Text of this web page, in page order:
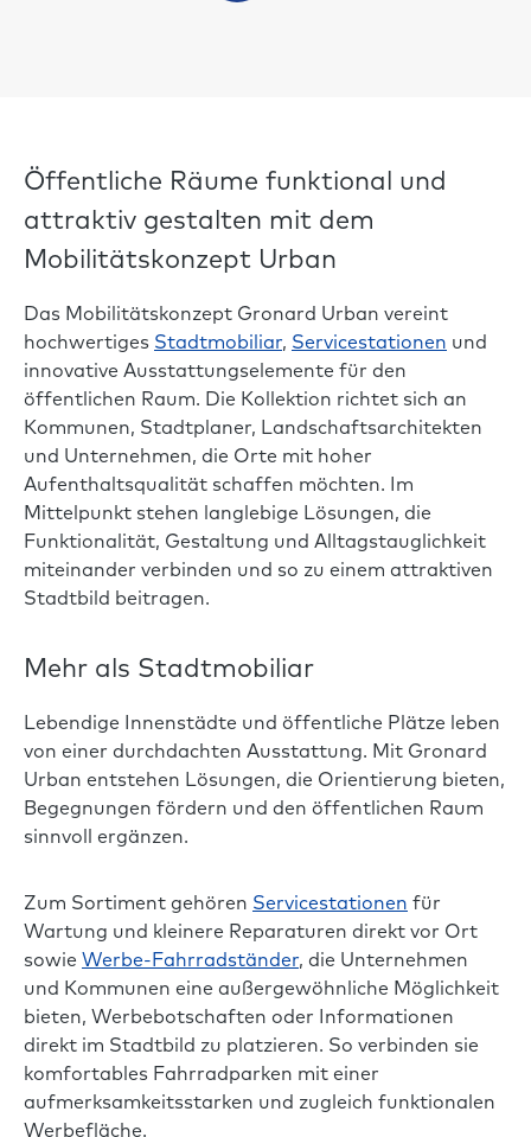
Öffentliche Räume funktional und
attraktiv gestalten mit dem
Mobilitätskonzept Urban
Das Mobilitätskonzept Gronard Urban vereint
hochwertiges Stadtmobiliar, Servicestationen und
innovative Ausstattungselemente für den
öffentlichen Raum. Die Kollektion richtet sich an
Kommunen, Stadtplaner, Landschaftsarchitekten
und Unternehmen, die Orte mit hoher
Aufenthaltsqualität schaffen möchten. Im
Mittelpunkt stehen langlebige Lösungen, die
Funktionalität, Gestaltung und Alltagstauglichkeit
miteinander verbinden und so zu einem attraktiven
Stadtbild beitragen.
Mehr als Stadtmobiliar
Lebendige Innenstädte und öffentliche Plätze leben
von einer durchdachten Ausstattung. Mit Gronard
Urban entstehen Lösungen, die Orientierung bieten,
Begegnungen fördern und den öffentlichen Raum
sinnvoll ergänzen.
Zum Sortiment gehören Servicestationen für
Wartung und kleinere Reparaturen direkt vor Ort
sowie Werbe-Fahrradständer, die Unternehmen
und Kommunen eine außergewöhnliche Möglichkeit
bieten, Werbebotschaften oder Informationen
direkt im Stadtbild zu platzieren. So verbinden sie
komfortables Fahrradparken mit einer
aufmerksamkeitsstarken und zugleich funktionalen
Werbefläche.